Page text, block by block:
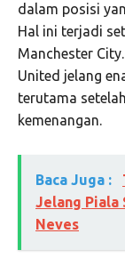
dalam posisi
Hal ini terjadi
Manchester City
United jelang
terutama setelah
kemenangan.
Baca Juga :
Jelang Piala
Neves